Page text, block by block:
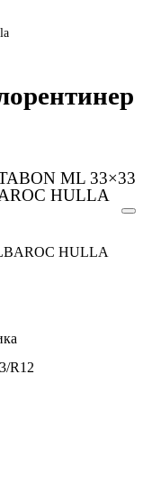
ML 33×33
HULLA
HULLA
R12